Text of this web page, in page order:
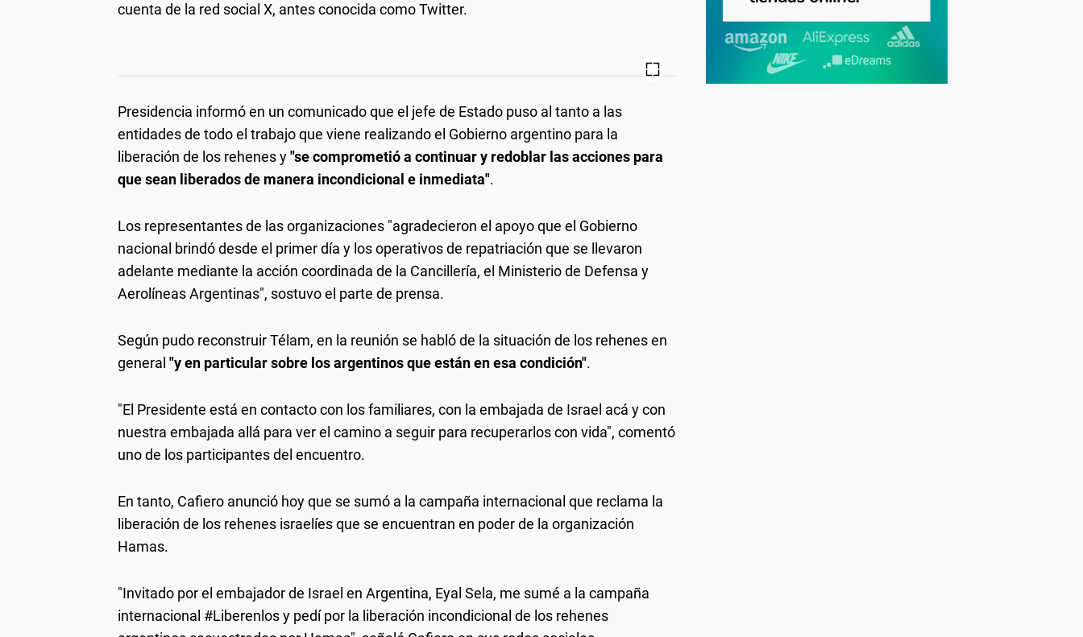
cuenta de la red social X, antes conocida como Twitter.
Presidencia informó en un comunicado que el jefe de Estado puso al tanto a las
entidades de todo el trabajo que viene realizando el Gobierno argentino para la
liberación de los rehenes y"se comprometió a continuar y redoblar las acciones para
que sean liberados de manera incondicional e inmediata".
Los representantes de las organizaciones "agradecieron el apoyo que el Gobierno
nacional brindó desde el primer día y los operativos de repatriación que se llevaron
adelante mediante la acción coordinada de la Cancillería, el Ministerio de Defensa y
Aerolíneas Argentinas", sostuvo el parte de prensa.
Según pudo reconstruir Télam, en la reunión se habló de la situación de los rehenes en
general "y en particular sobre los argentinos que están en esa condición".
"El Presidente está en contacto con los familiares, con la embajada de Israel acá y con
nuestra embajada allá para ver el camino a seguir para recuperarlos con vida", comentó
uno de los participantes del encuentro.
En tanto, Cafiero anunció hoy que se sumó a la campaña internacional que reclama la
liberación de los rehenes israelíes que se encuentran en poder de la organización
Hamas.
"Invitado por el embajador de Israel en Argentina, Eyal Sela, me sumé a la campaña
internacional #Liberenlos y pedí por la liberación incondicional de los rehenes